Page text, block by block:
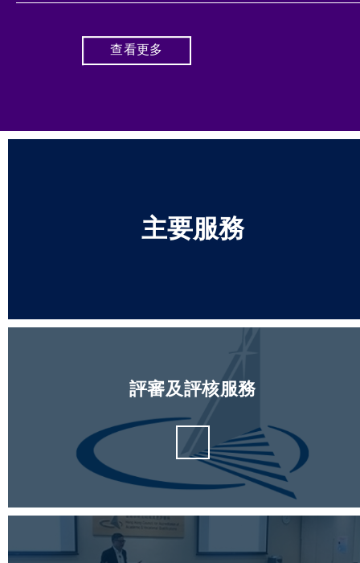
查看更多
主要服務
評審及評核服務